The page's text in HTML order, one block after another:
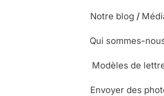
Notre blog /
Qui sommes-
Modèles de
Envoyer des